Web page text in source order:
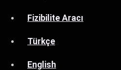
Fizibilite Aracı
Türkçe
English